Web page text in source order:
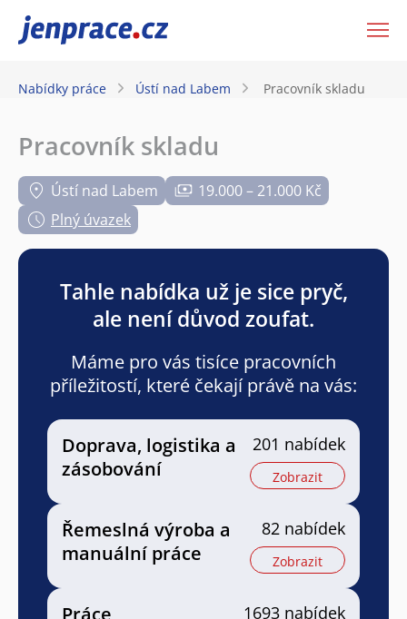
JenPráce.cz
Nabídky práce Ústí nad Labem Pracovník skladu
Pracovník skladu
Ústí nad Labem
19.000 – 21.000 Kč
Plný úvazek
Tahle nabídka už je sice pryč,
ale není důvod zoufat.
Máme pro vás tisíce pracovních
příležitostí, které čekají právě na vás:
Doprava, logistika a
zásobování
201 nabídek
Zobrazit
Řemeslná výroba a
manuální práce
82 nabídek
Zobrazit
Práce 1693 nabídek